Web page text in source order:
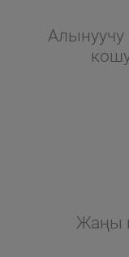
Жаңы